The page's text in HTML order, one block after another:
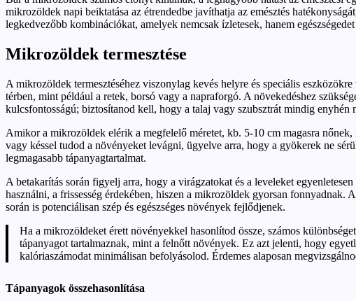
mikrozöldek napi beiktatása az étrendedbe javíthatja az emésztés
legkedvezőbb kombinációkat, amelyek nemcsak ízletesek, hanem
Mikrozöldek termesztése
A mikrozöldek termesztéséhez viszonylag kevés helyre és speciális
térben, mint például a retek, borsó vagy a napraforgó. A növekedéshez
kulcsfontosságú; biztosítanod kell, hogy a talaj vagy szubsztrát mindig enyhén
Amikor a mikrozöldek elérik a megfelelő méretet, kb. 5-10 cm magasra
vagy késsel tudod a növényeket levágni, ügyelve arra, hogy a gyökerek ne
legmagasabb tápanyagtartalmat.
A betakarítás során figyelj arra, hogy a virágzatokat és a leveleket
használni, a frissesség érdekében, hiszen a mikrozöldek gyorsan
során is potenciálisan szép és egészséges növények fejlődjenek.
Ha a mikrozöldeket érett növényekkel hasonlítod össze, számos
tápanyagot tartalmaznak, mint a felnőtt növények. Ez azt jelenti, hogy
kalóriaszámodat minimálisan befolyásolod. Érdemes alaposan
Tápanyagok összehasonlítása